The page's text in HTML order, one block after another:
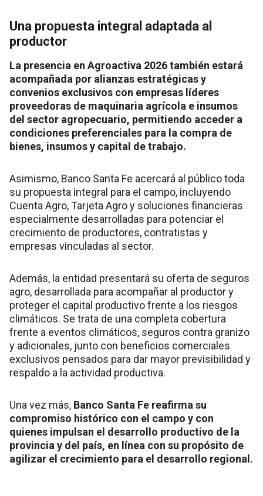
Una propuesta integral adaptada al
productor
La presencia en Agroactiva 2026 también estará
acompañada por alianzas estratégicas y
convenios exclusivos con empresas líderes
proveedoras de maquinaria agrícola e insumos
del sector agropecuario, permitiendo acceder a
condiciones preferenciales para la compra de
bienes, insumos y capital de trabajo.
Asimismo, Banco Santa Fe acercará al público toda
su propuesta integral para el campo, incluyendo
Cuenta Agro, Tarjeta Agro y soluciones financieras
especialmente desarrolladas para potenciar el
crecimiento de productores, contratistas y
empresas vinculadas al sector.
Además, la entidad presentará su oferta de seguros
agro, desarrollada para acompañar al productor y
proteger el capital productivo frente a los riesgos
climáticos. Se trata de una completa cobertura
frente a eventos climáticos, seguros contra granizo
y adicionales, junto con beneficios comerciales
exclusivos pensados para dar mayor previsibilidad y
respaldo a la actividad productiva.
Una vez más, Banco Santa Fe reafirma su
compromiso histórico con el campo y con
quienes impulsan el desarrollo productivo de la
provincia y del país, en línea con su propósito de
agilizar el crecimiento para el desarrollo regional.